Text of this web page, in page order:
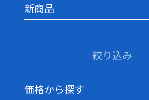
新商品
絞り込み
価格から探す